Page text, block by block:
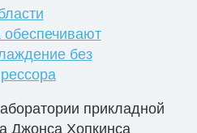
обеспечивают
без
прикладной
Джонса Хопкинса